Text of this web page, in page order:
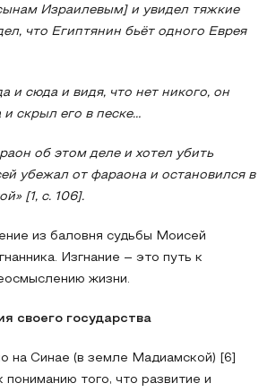
Израилевым] и увидел тяжкие
что Египтянин бьёт одного Еврея
и сюда и видя, что нет никого, он
и скрыл его в песке…
об этом деле и хотел убить
убежал от фараона и остановился в
[1, с. 106].
из баловня судьбы Моисей
Изгнание – это путь к
жизни.
своего государства
на Синае (в земле Мадиамской) [6]
того, что развитие и